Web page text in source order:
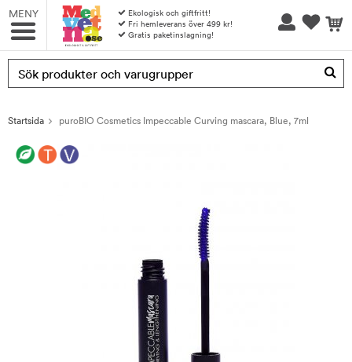
MENY
Ekologisk och giftfritt!
Fri hemleverans över 499 kr!
Gratis paketinslagning!
Produkten har blivit tillagd i varukorgen
Startsida puroBIO Cosmetics Impeccable Curving mascara, Blue, 7ml